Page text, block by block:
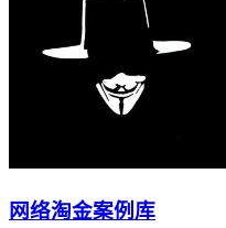
网络淘金案例库